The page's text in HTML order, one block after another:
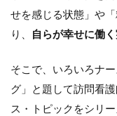
せを感じる状態」や
り、
自らが幸せに働
そこで、いろいろナ
グ」と題して訪問看
ス・トピックをシリ